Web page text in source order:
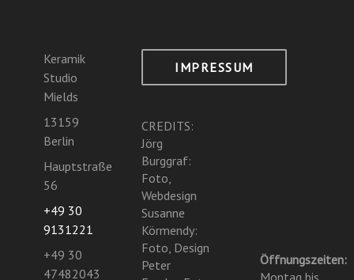
Keramik
Studio
Mields
13159
Berlin
Hauptstraße
56
+49 30
9131221
+49 30
47482043
IMPRESSUM
CREDITS:
Jörg
Burggraf:
Foto,
Webdesign
Susanne
Körmendy:
Foto, Design
Peter
Öffnungszeiten:
Montag bis